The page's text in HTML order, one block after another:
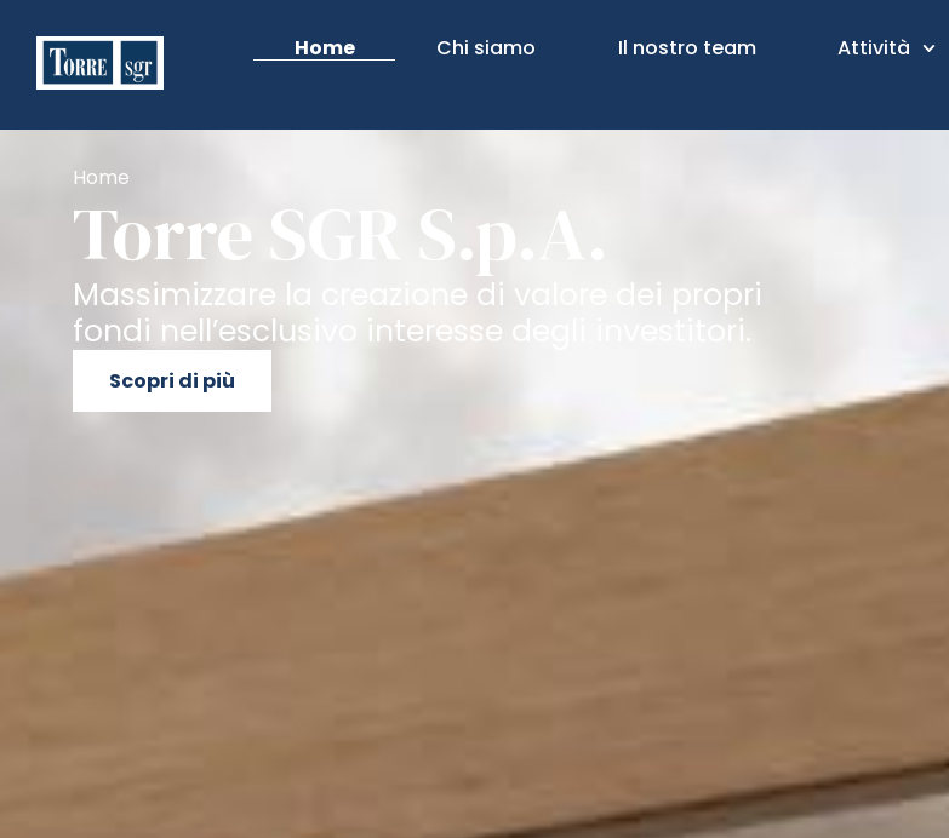
Home Chi siamo Il nostro team Attività
Home
Torre SGR S.p.A.
Massimizzare la creazione di valore dei propri
fondi nell’esclusivo interesse degli investitori.
Scopri di più